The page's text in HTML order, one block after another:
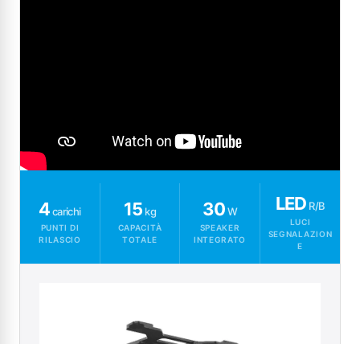
4carichi
PUNTI DI
RILASCIO
15 kg
CAPACITÀ
TOTALE
30W
SPEAKER
INTEGRATO
LED R/B
LUCI
SEGNALAZION
E